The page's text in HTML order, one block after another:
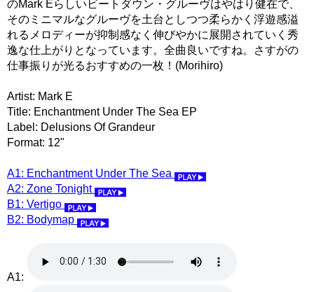
のMark Eらしいビートダウン・グルーヴはやはり健在で、
そのミニマルなグルーヴを土台としつつ柔らかく浮遊感溢
れるメロディーが抑制感なく伸びやかに展開されていく秀
逸な仕上がりとなっています。全曲良いですね。さすがの
仕事振りが光るおすすめの一枚！(Morihiro)
Artist: Mark E
Title: Enchantment Under The Sea EP
Label: Delusions Of Grandeur
Format: 12"
A1: Enchantment Under The Sea
A2: Zone Tonight
B1: Vertigo
B2: Bodymap
A1: